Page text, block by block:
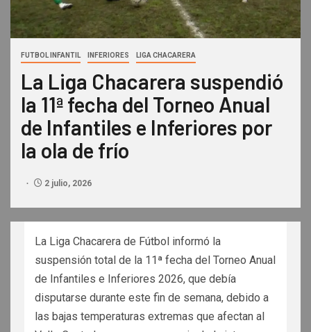
FUTBOL INFANTIL INFERIORES LIGA CHACARERA
La Liga Chacarera suspendió
la 11ª fecha del Torneo Anual
de Infantiles e Inferiores por
la ola de frío
2 julio, 2026
La Liga Chacarera de Fútbol informó la
suspensión total de la 11ª fecha del Torneo Anual
de Infantiles e Inferiores 2026, que debía
disputarse durante este fin de semana, debido a
las bajas temperaturas extremas que afectan al